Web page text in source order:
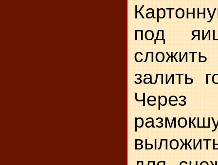
под
залить
Через